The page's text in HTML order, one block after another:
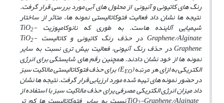
رنگ­ های کاتیونی و آنیونی از محلول ­های آبی مورد بررسی قرار گرفت.
نتیجه­ ها نشان داد فعالیت فتوکاتالیستی نمونه­ ها، متاثر از ساختار
شیمیایی آلاینده هاست. به طوری که نانوکامپوزیت TiO 2-
Graphene/Alginate در حذف رنگ کاتیونی و کاتالیست TiO 2-
Graphene در حذف رنگ آنیونی، فعالیت بیش ­تری نسبت به سایر
نمونه­ ها از خود نشان دادند. همچنین رقم های شایستگی برای انرژی
الکتریکی به ازایهر مرتبه(E
EO ) برای حذف فتوکاتالیستی مالاکیت سبز
در حضور نمونه های تهیه شده مورد ارزیابی قرار گرفت. نتیجه­ ها نشان
داد میزان انرژی الکتریکی مصرفی یرای حذف مالاکیت سبز با استفاده از